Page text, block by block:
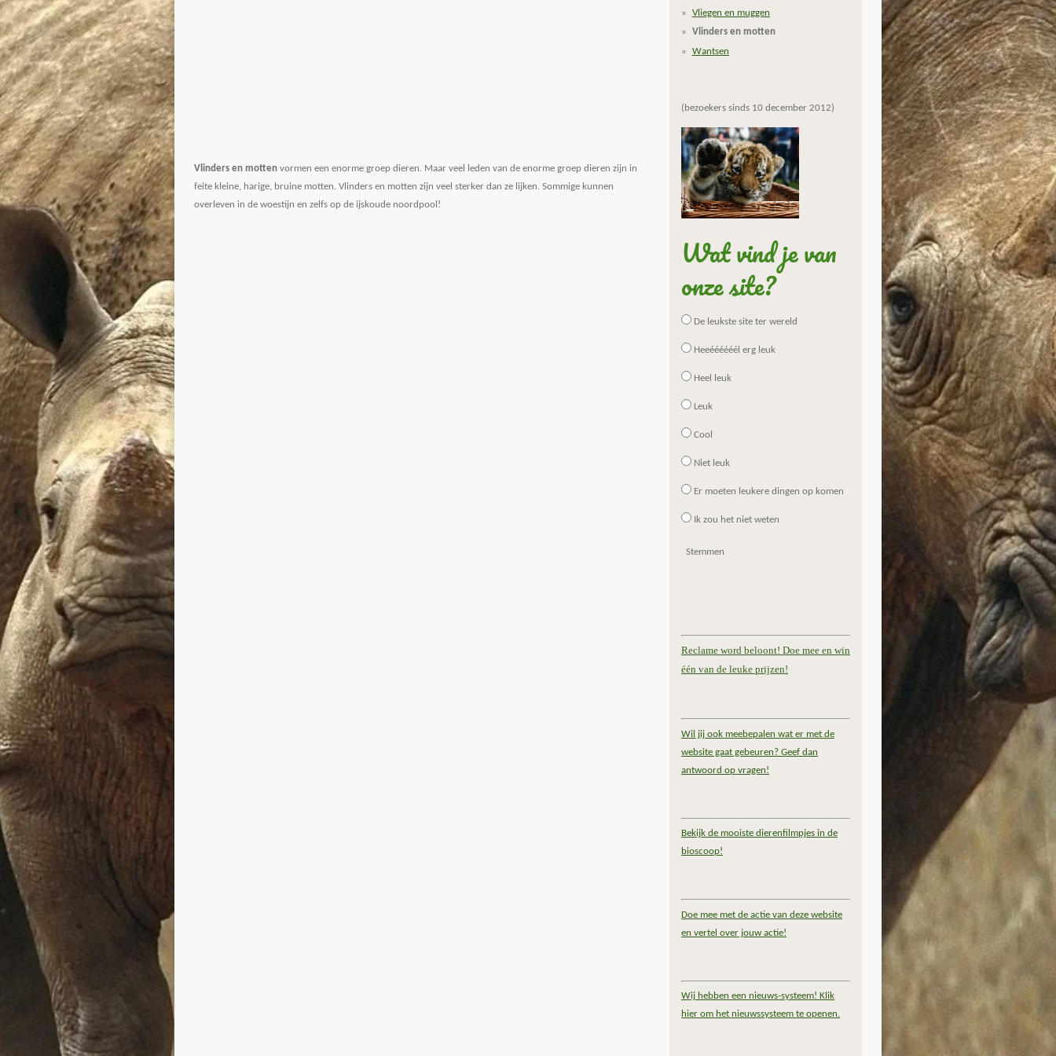
Vlinders en motten vormen een enorme groep dieren. Maar veel leden van de enorme groep dieren zijn in
feite kleine, harige, bruine motten. Vlinders en motten zijn veel sterker dan ze lijken. Sommige kunnen
overleven in de woestijn en zelfs op de ijskoude noordpool!
Vliegen en muggen
Vlinders en motten
Wantsen
(bezoekers sinds 10 december 2012)
Wat vind je van
onze site?
De leukste site ter wereld
Heeéééééél erg leuk
Heel leuk
Leuk
Cool
Niet leuk
Er moeten leukere dingen op komen
Ik zou het niet weten
Stemmen
Reclame word beloont! Doe mee en win
één van de leuke prijzen!
Wil jij ook meebepalen wat er met de
website gaat gebeuren? Geef dan
antwoord op vragen!
Bekijk de mooiste dierenfilmpjes in de
bioscoop!
Doe mee met de actie van deze website
en vertel over jouw actie!
Wij hebben een nieuws-systeem! Klik
hier om het nieuwssysteem te openen.